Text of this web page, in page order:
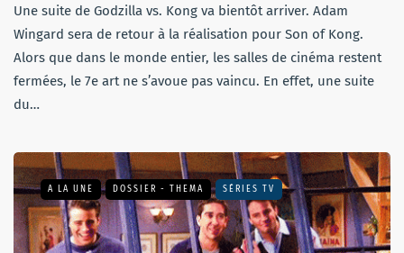
Une suite de Godzilla vs. Kong va bientôt arriver. Adam
Wingard sera de retour à la réalisation pour Son of Kong.
Alors que dans le monde entier, les salles de cinéma restent
fermées, le 7e art ne s’avoue pas vaincu. En effet, une suite
du…
A LA UNE DOSSIER - THEMA SÉRIES TV